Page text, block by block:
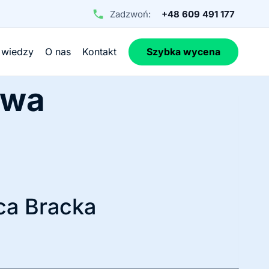
Zadzwoń: +48 609 491 177
O nas Kontakt Szybka wycena
Bracka